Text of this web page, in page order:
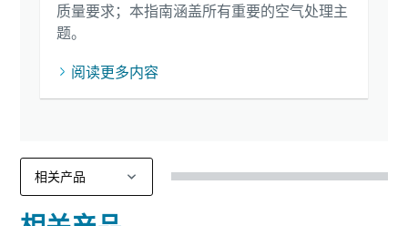
质量要求；本指南涵盖所有重要的空气处理主
题。
阅读更多内容